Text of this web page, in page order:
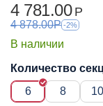
4 781.00 Р
4 878.00Р -2%
В наличии
Количество
6
8 10